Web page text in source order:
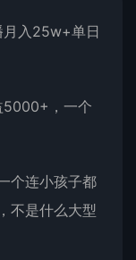
5000+，一个
个连小孩子都
不是什么大型